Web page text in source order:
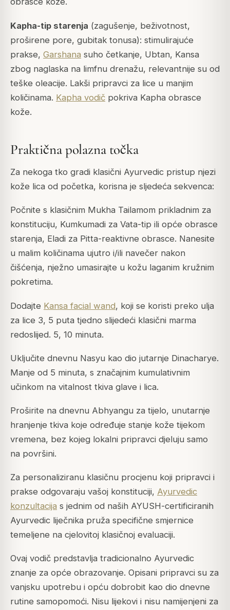
Kapha-tip starenja (zagušenje, beživotnost,
proširene pore, gubitak tonusa): stimulirajuće
prakse, Garshana suho četkanje, Ubtan, Kansa
zbog naglaska na limfnu drenažu, relevantnije su od
teške oleacije. Lakši pripravci za lice u manjim
količinama. Kapha vodič pokriva Kapha obrasce
kože.
Praktična polazna točka
Za nekoga tko gradi klasični Ayurvedic pristup njezi
kože lica od početka, korisna je sljedeća sekvenca:
Počnite s klasičnim Mukha Tailamom prikladnim za
konstituciju, Kumkumadi za Vata-tip ili opće obrasce
starenja, Eladi za Pitta-reaktivne obrasce. Nanesite
u malim količinama ujutro i/ili navečer nakon
čišćenja, nježno umasirajte u kožu laganim kružnim
pokretima.
Dodajte Kansa facial wand, koji se koristi preko ulja
za lice 3, 5 puta tjedno slijedeći klasični marma
redoslijed. 5, 10 minuta.
Uključite dnevnu Nasyu kao dio jutarnje Dinacharye.
Manje od 5 minuta, s značajnim kumulativnim
učinkom na vitalnost tkiva glave i lica.
Proširite na dnevnu Abhyangu za tijelo, unutarnje
hranjenje tkiva koje određuje stanje kože tijekom
vremena, bez kojeg lokalni pripravci djeluju samo
na površini.
Za personaliziranu klasičnu procjenu koji pripravci i
prakse odgovaraju vašoj konstituciji, Ayurvedic
konzultacija s jednim od naših AYUSH-certificiranih
Ayurvedic liječnika pruža specifične smjernice
temeljene na cjelovitoj klasičnoj evaluaciji.
Ovaj vodič predstavlja tradicionalno Ayurvedic
znanje za opće obrazovanje. Opisani pripravci su za
vanjsku upotrebu i opću dobrobit kao dio dnevne
rutine samopomoći. Nisu lijekovi i nisu namijenjeni za